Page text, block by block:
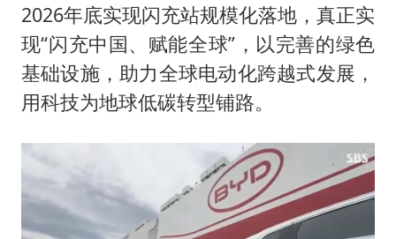
2026年底实现闪充站规模化落地，真正实
现“闪充中国、赋能全球”，以完善的绿色
基础设施，助力全球电动化跨越式发展，
用科技为地球低碳转型铺路。